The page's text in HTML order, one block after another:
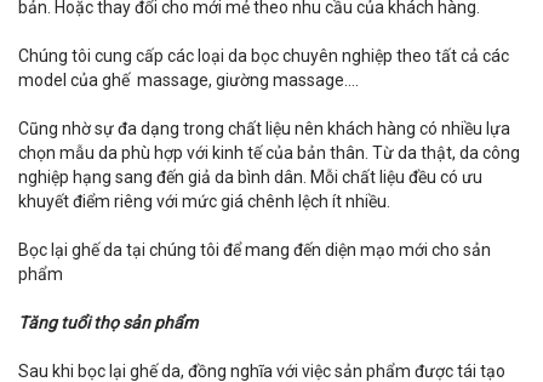
bản. Hoặc thay đổi cho mới mẻ theo nhu cầu của khách hàng.
Chúng tôi cung cấp các loại da bọc chuyên nghiệp theo tất cả các
model của ghế massage, giường massage….
Cũng nhờ sự đa dạng trong chất liệu nên khách hàng có nhiều lựa
chọn mẫu da phù hợp với kinh tế của bản thân. Từ da thật, da công
nghiệp hạng sang đến giả da bình dân. Mỗi chất liệu đều có ưu
khuyết điểm riêng với mức giá chênh lệch ít nhiều.
Bọc lại ghế da tại chúng tôi để mang đến diện mạo mới cho sản
phẩm
Tăng tuổi thọ sản phẩm
Sau khi bọc lại ghế da, đồng nghĩa với việc sản phẩm được tái tạo